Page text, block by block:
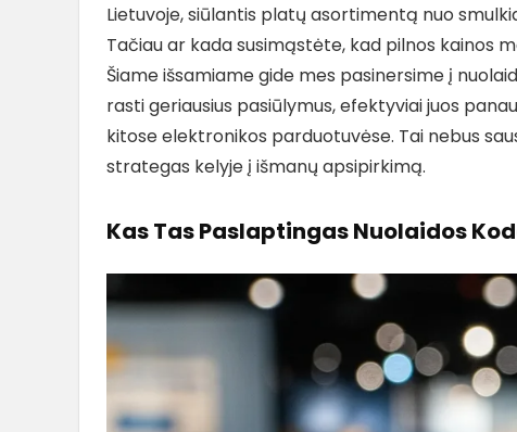
Lietuvoje, siūlantis platų asortimentą nuo
Tačiau ar kada susimąstėte, kad pilnos kainos
Šiame išsamiame gide mes pasinersime į
rasti geriausius pasiūlymus, efektyviai juos
kitose elektronikos parduotuvėse. Tai nebus
strategas kelyje į išmanų apsipirkimą.
Kas Tas Paslaptingas Nuolaidos